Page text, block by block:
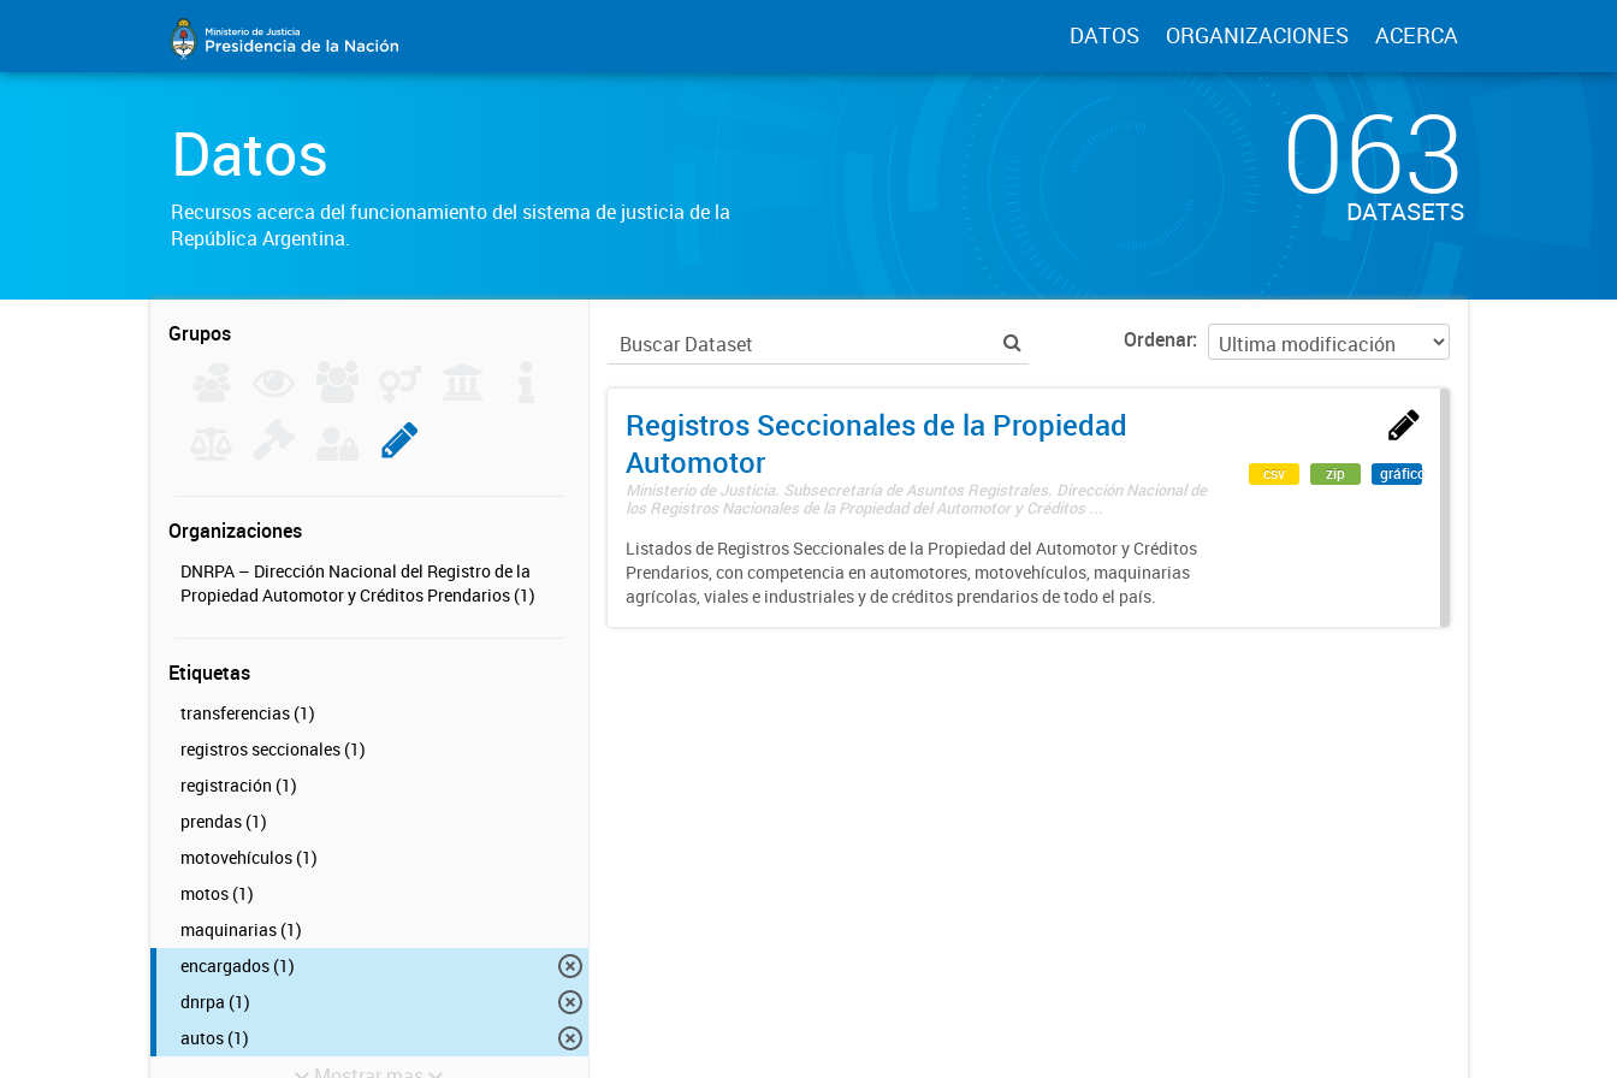
DATOS ORGANIZACIONES ACERCA
Datos
Recursos acerca del funcionamiento del sistema de justicia de la
República Argentina.
063
DATASETS
Grupos
Organizaciones
DNRPA – Dirección Nacional del Registro de la
Propiedad Automotor y Créditos Prendarios (1)
Etiquetas
transferencias (1)
registros seccionales (1)
registración (1)
prendas (1)
motovehículos (1)
motos (1)
maquinarias (1)
encargados (1)
dnrpa (1)
autos (1)
Ordenar
Registros Seccionales de la Propiedad
Automotor
Ministerio de Justicia. Subsecretaría de Asuntos Registrales. Dirección Nacional de
los Registros Nacionales de la Propiedad del Automotor y Créditos ...
Listados de Registros Seccionales de la Propiedad del Automotor y Créditos
Prendarios, con competencia en automotores, motovehículos, maquinarias
agrícolas, viales e industriales y de créditos prendarios de todo el país.
csv zip gráfico